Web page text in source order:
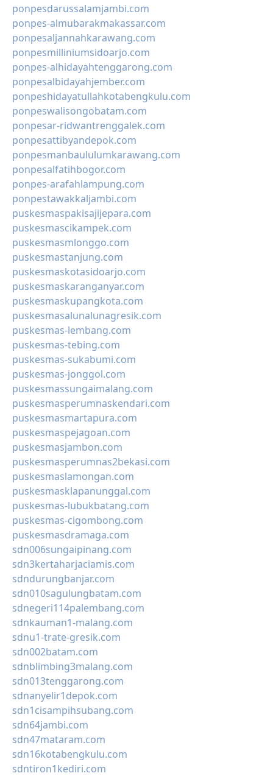
ponpesdarussalamjambi.com
ponpes-almubarakmakassar.com
ponpesaljannahkarawang.com
ponpesmilliniumsidoarjo.com
ponpes-alhidayahtenggarong.com
ponpesalbidayahjember.com
ponpeshidayatullahkotabengkulu.com
ponpeswalisongobatam.com
ponpesar-ridwantrenggalek.com
ponpesattibyandepok.com
ponpesmanbaululumkarawang.com
ponpesalfatihbogor.com
ponpes-arafahlampung.com
ponpestawakkaljambi.com
puskesmaspakisajijepara.com
puskesmascikampek.com
puskesmasmlonggo.com
puskesmastanjung.com
puskesmaskotasidoarjo.com
puskesmaskaranganyar.com
puskesmaskupangkota.com
puskesmasalunalunagresik.com
puskesmas-lembang.com
puskesmas-tebing.com
puskesmas-sukabumi.com
puskesmas-jonggol.com
puskesmassungaimalang.com
puskesmasperumnaskendari.com
puskesmasmartapura.com
puskesmaspejagoan.com
puskesmasjambon.com
puskesmasperumnas2bekasi.com
puskesmaslamongan.com
puskesmasklapanunggal.com
puskesmas-lubukbatang.com
puskesmas-cigombong.com
puskesmasdramaga.com
sdn006sungaipinang.com
sdn3kertaharjaciamis.com
sdndurungbanjar.com
sdn010sagulungbatam.com
sdnegeri114palembang.com
sdnkauman1-malang.com
sdnu1-trate-gresik.com
sdn002batam.com
sdnblimbing3malang.com
sdn013tenggarong.com
sdnanyelir1depok.com
sdn1cisampihsubang.com
sdn64jambi.com
sdn47mataram.com
sdn16kotabengkulu.com
sdntiron1kediri.com